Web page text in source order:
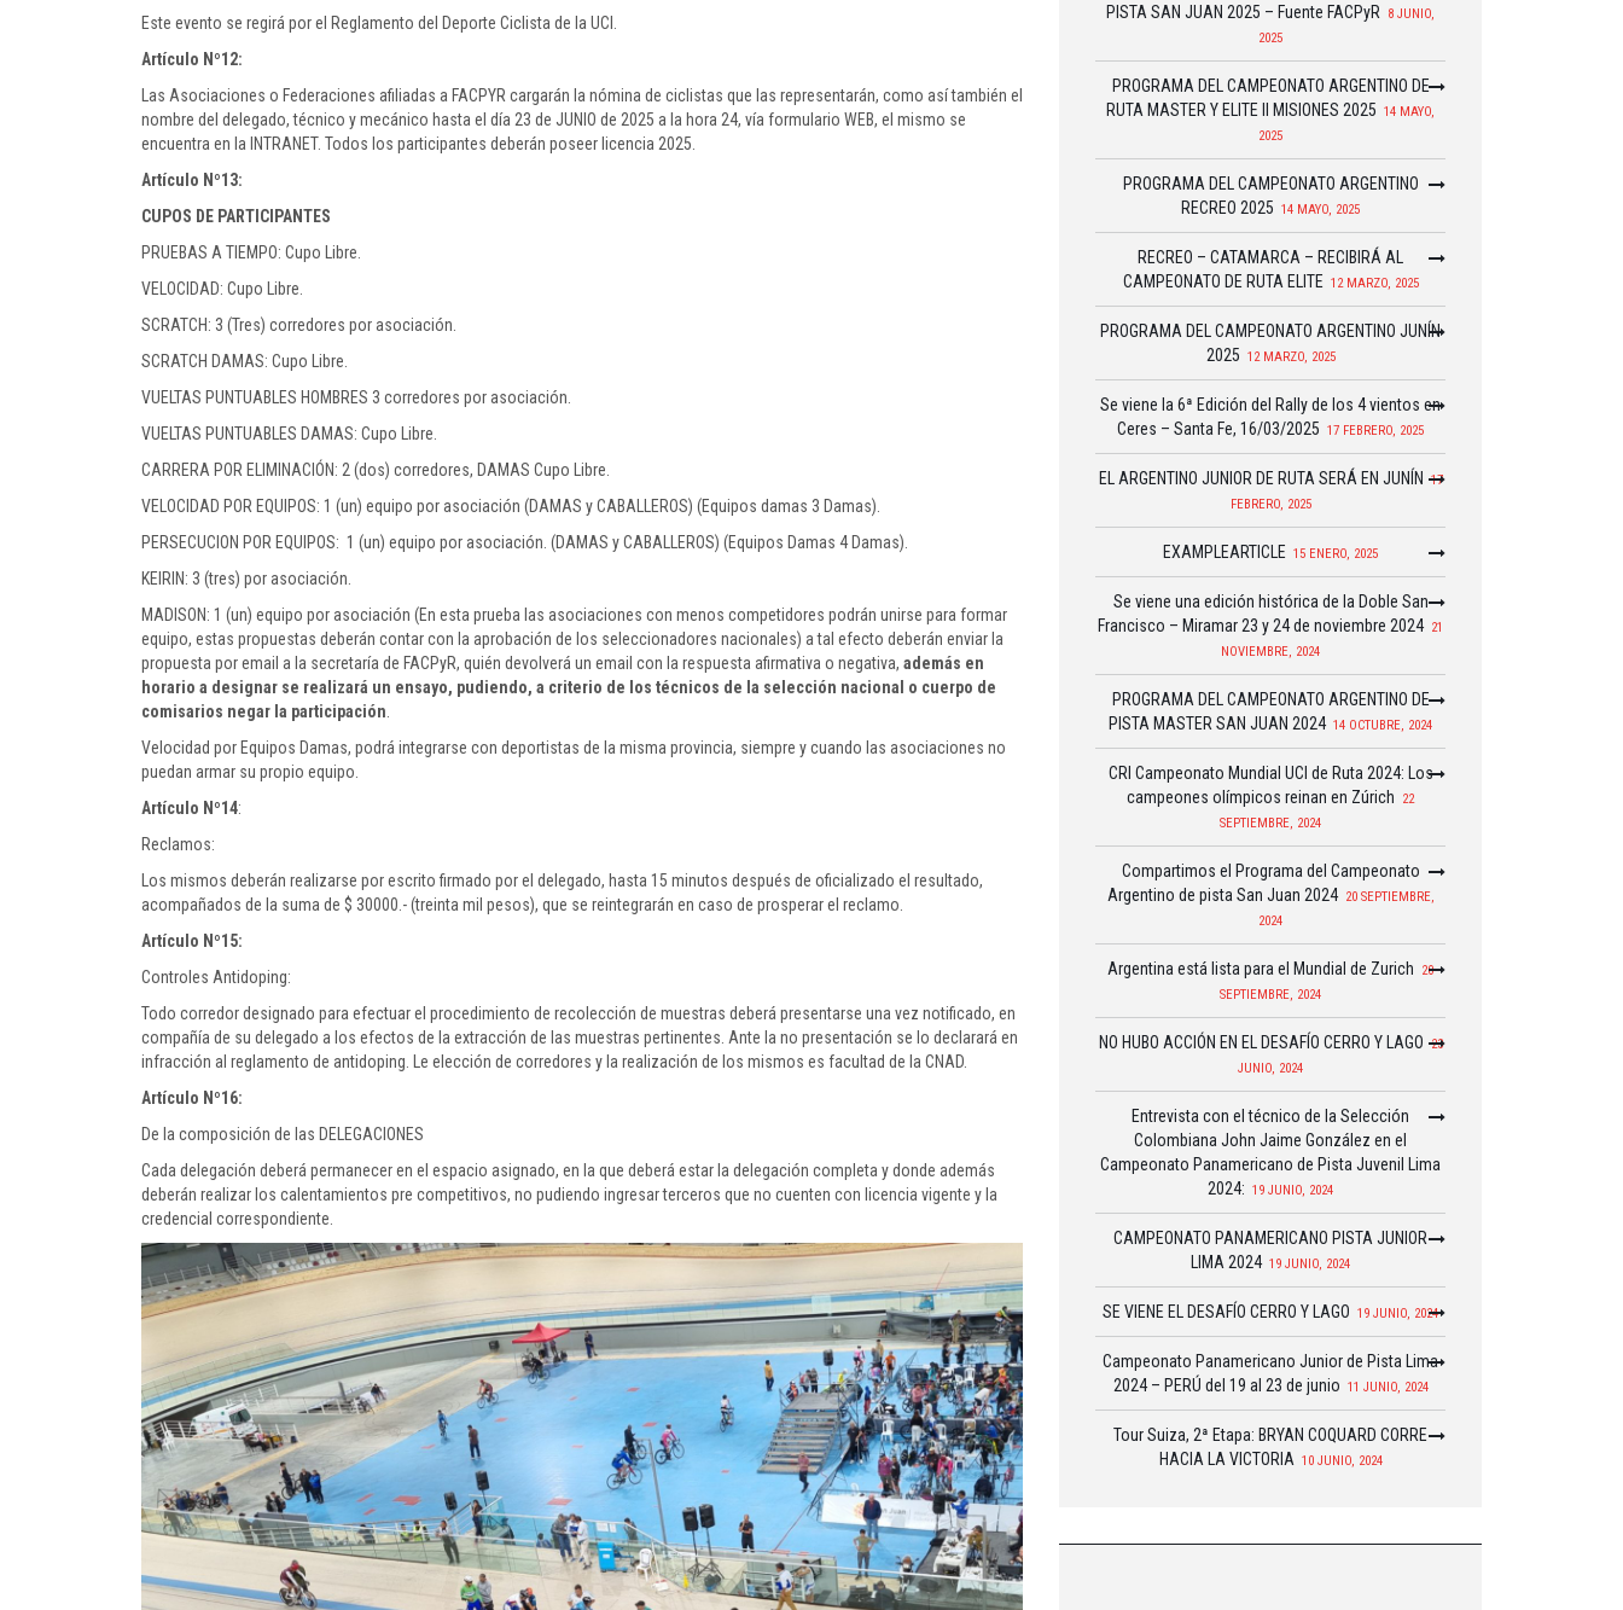
Este evento se regirá por el Reglamento del Deporte Ciclista de la UCI.
Artículo Nº12:
Las Asociaciones o Federaciones afiliadas a FACPYR cargarán la nómina de ciclistas que las representarán, como así también el
nombre del delegado, técnico y mecánico hasta el día 23 de JUNIO de 2025 a la hora 24, vía formulario WEB, el mismo se
encuentra en la INTRANET. Todos los participantes deberán poseer licencia 2025.
Artículo Nº13:
CUPOS DE PARTICIPANTES
PRUEBAS A TIEMPO: Cupo Libre.
VELOCIDAD: Cupo Libre.
SCRATCH: 3 (Tres) corredores por asociación.
SCRATCH DAMAS: Cupo Libre.
VUELTAS PUNTUABLES HOMBRES 3 corredores por asociación.
VUELTAS PUNTUABLES DAMAS: Cupo Libre.
CARRERA POR ELIMINACIÓN: 2 (dos) corredores, DAMAS Cupo Libre.
VELOCIDAD POR EQUIPOS: 1 (un) equipo por asociación (DAMAS y CABALLEROS) (Equipos damas 3 Damas).
PERSECUCION POR EQUIPOS: 1 (un) equipo por asociación. (DAMAS y CABALLEROS) (Equipos Damas 4 Damas).
KEIRIN: 3 (tres) por asociación.
MADISON: 1 (un) equipo por asociación (En esta prueba las asociaciones con menos competidores podrán unirse para formar
equipo, estas propuestas deberán contar con la aprobación de los seleccionadores nacionales) a tal efecto deberán enviar la
propuesta por email a la secretaría de FACPyR, quién devolverá un email con la respuesta afirmativa o negativa, además en
horario a designar se realizará un ensayo, pudiendo, a criterio de los técnicos de la selección nacional o cuerpo de
comisarios negar la participación.
Velocidad por Equipos Damas, podrá integrarse con deportistas de la misma provincia, siempre y cuando las asociaciones no
puedan armar su propio equipo.
Artículo Nº14:
Reclamos:
Los mismos deberán realizarse por escrito firmado por el delegado, hasta 15 minutos después de oficializado el resultado,
acompañados de la suma de $ 30000.- (treinta mil pesos), que se reintegrarán en caso de prosperar el reclamo.
Artículo Nº15:
Controles Antidoping:
Todo corredor designado para efectuar el procedimiento de recolección de muestras deberá presentarse una vez notificado, en
compañía de su delegado a los efectos de la extracción de las muestras pertinentes. Ante la no presentación se lo declarará en
infracción al reglamento de antidoping. Le elección de corredores y la realización de los mismos es facultad de la CNAD.
Artículo Nº16:
De la composición de las DELEGACIONES
Cada delegación deberá permanecer en el espacio asignado, en la que deberá estar la delegación completa y donde además
deberán realizar los calentamientos pre competitivos, no pudiendo ingresar terceros que no cuenten con licencia vigente y la
credencial correspondiente.
PISTA SAN JUAN 2025 – Fuente FACPyR
8 JUNIO,
2025
PROGRAMA DEL CAMPEONATO ARGENTINO DE
RUTA MASTER Y ELITE II MISIONES 2025 14 MAYO,
2025
PROGRAMA DEL CAMPEONATO ARGENTINO
RECREO 2025 14 MAYO, 2025
RECREO – CATAMARCA – RECIBIRÁ AL
CAMPEONATO DE RUTA ELITE 12 MARZO, 2025
PROGRAMA DEL CAMPEONATO ARGENTINO JUNÍN
2025 12 MARZO, 2025
Se viene la 6ª Edición del Rally de los 4 vientos en
Ceres – Santa Fe, 16/03/2025 17 FEBRERO, 2025
EL ARGENTINO JUNIOR DE RUTA SERÁ EN JUNÍN 17
FEBRERO, 2025
EXAMPLEARTICLE 15 ENERO, 2025
Se viene una edición histórica de la Doble San
Francisco – Miramar 23 y 24 de noviembre 2024 21
NOVIEMBRE, 2024
PROGRAMA DEL CAMPEONATO ARGENTINO DE
PISTA MASTER SAN JUAN 2024 14 OCTUBRE, 2024
CRI Campeonato Mundial UCI de Ruta 2024: Los
campeones olímpicos reinan en Zúrich
22
SEPTIEMBRE, 2024
Compartimos el Programa del Campeonato
Argentino de pista San Juan 2024 20 SEPTIEMBRE,
2024
Argentina está lista para el Mundial de Zurich
20
SEPTIEMBRE, 2024
NO HUBO ACCIÓN EN EL DESAFÍO CERRO Y LAGO 23
JUNIO, 2024
Entrevista con el técnico de la Selección
Colombiana John Jaime González en el
Campeonato Panamericano de Pista Juvenil Lima
2024: 19 JUNIO, 2024
CAMPEONATO PANAMERICANO PISTA JUNIOR
LIMA 2024 19 JUNIO, 2024
SE VIENE EL DESAFÍO CERRO Y LAGO 19 JUNIO, 2024
Campeonato Panamericano Junior de Pista Lima
2024 – PERÚ del 19 al 23 de junio 11 JUNIO, 2024
Tour Suiza, 2ª Etapa: BRYAN COQUARD CORRE
HACIA LA VICTORIA 10 JUNIO, 2024